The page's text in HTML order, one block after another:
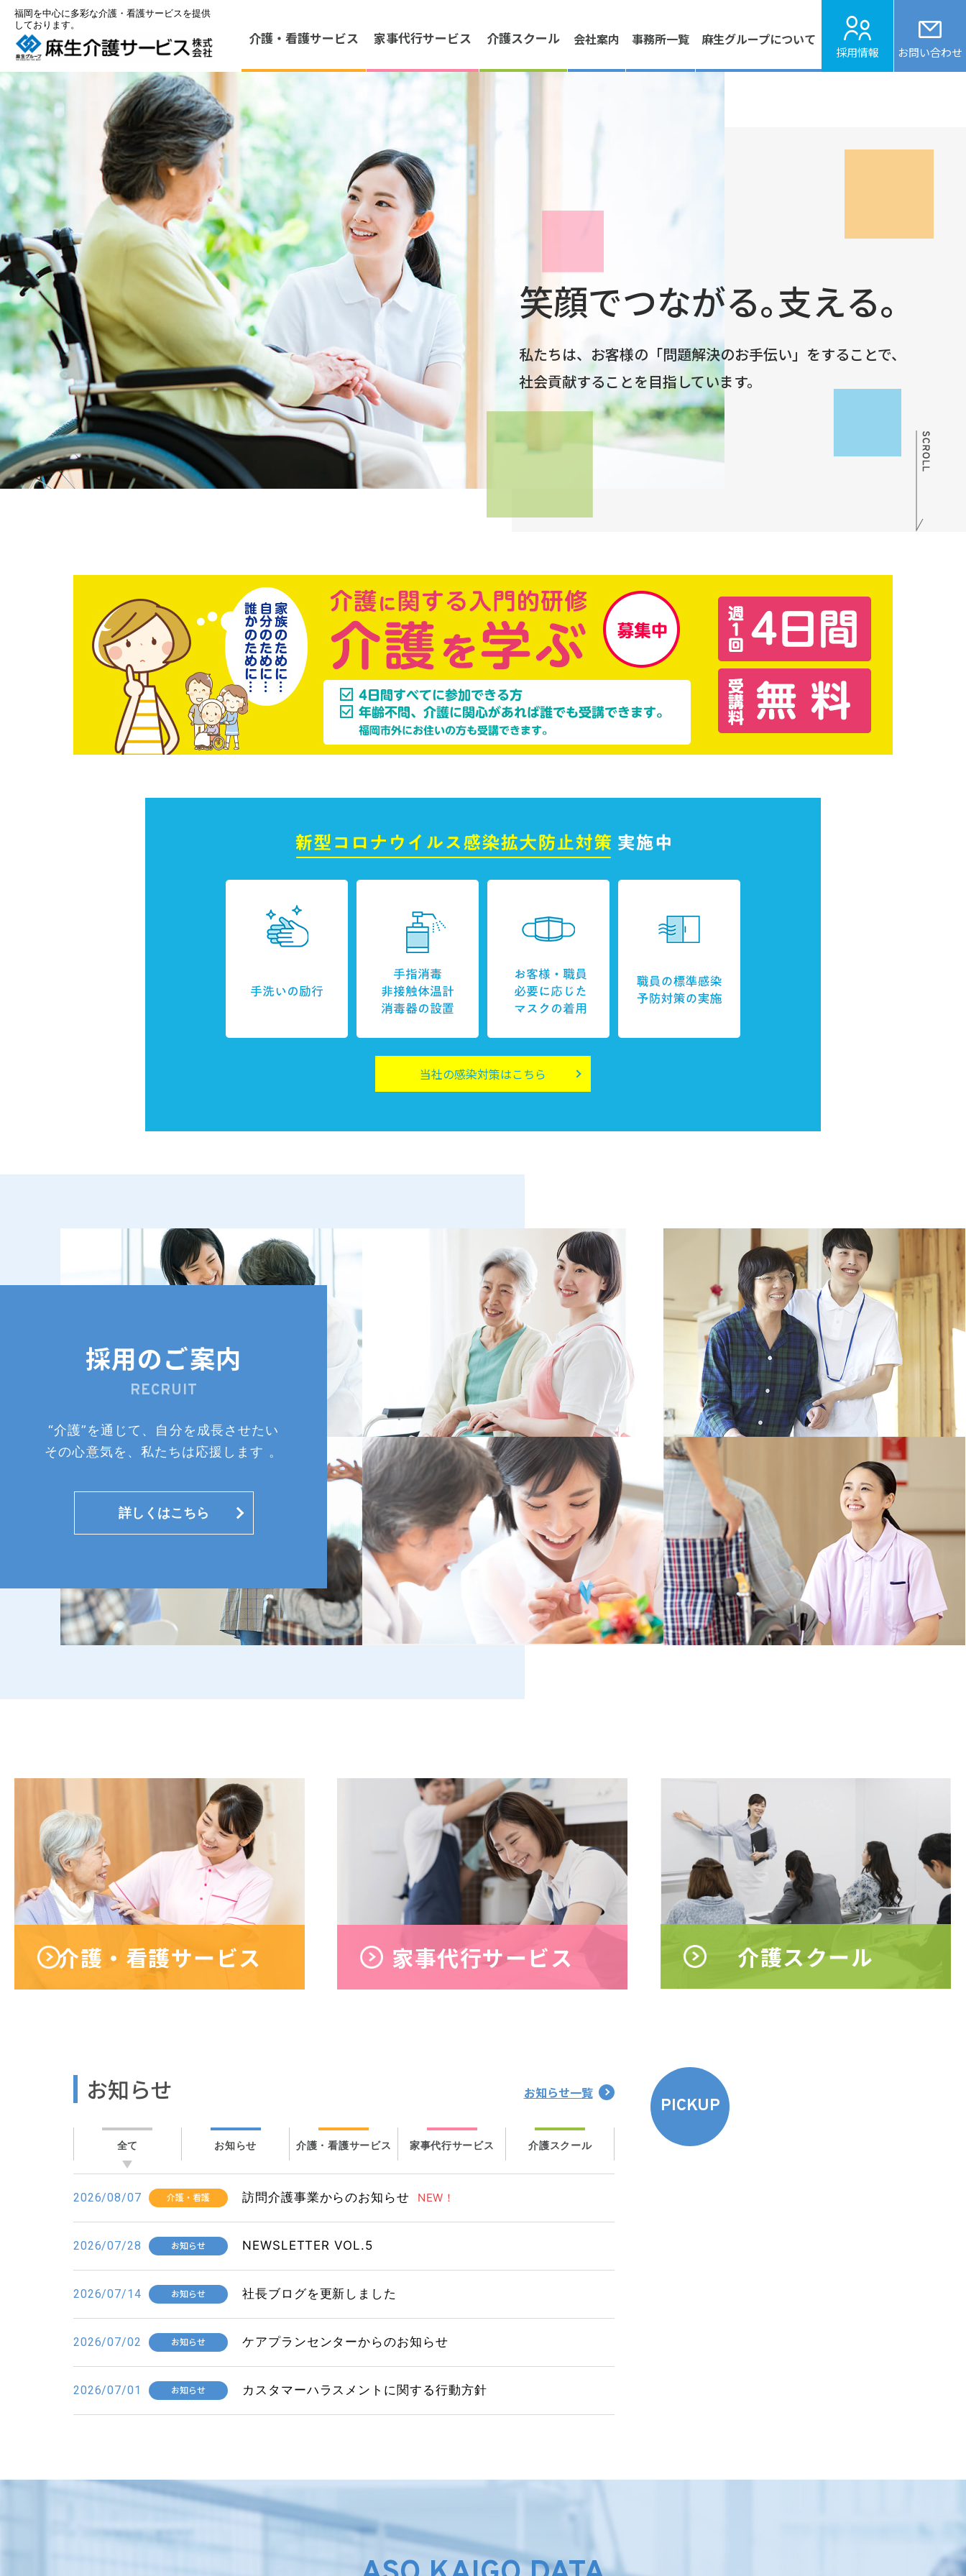
福岡を中心に多彩な介護・看護サービスを提供
しております。
介護・看護サービス 家事代行サービス 介護スクール 会社案内 事務所一覧 麻生グループについて
採用情報 お問い合わせ
笑顔でつながる｡支える｡
私たちは、お客様の「問題解決のお手伝い」をすることで、
社会貢献することを目指しています。
当社の感染対策はこちら
採用のご案内
RECRUIT
“介護”を通じて、自分を成長させたい
その心意気を、私たちは応援します 。
詳しくはこちら
介護・看護サービス 家事代行サービス 介護スクール
お知らせ お知らせ一覧
全て お知らせ 介護・看護サービス 家事代行サービス 介護スクール
2026/08/07 介護・看護 訪問介護事業からのお知らせ NEW！
2026/07/28 お知らせ NEWSLETTER VOL.5
2026/07/14 お知らせ 社長ブログを更新しました
2026/07/02 お知らせ ケアプランセンターからのお知らせ
2026/07/01 お知らせ カスタマーハラスメントに関する行動方針